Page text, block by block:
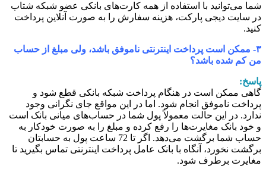
می‌توانید با استفاده از همه کارت‏‌های بانکی عضو شبکه شتاب
سایت دیجی پارکت، هزینه سفارش را به صورت آنلاین پرداخت
۳- ممکن است پرداخت اینترنتی ناموفق باشد، ولی مبلغ از حساب
کم شده باشد؟
ممکن است در هنگام پرداخت شبکه بانکی قطع شود و
ناموفق انجام شود. اما در این مواقع جای نگرانی وجود
در این حالت معمولاً پول شما در حساب‏‌های میانی بانک است
خود بانک مغایرت‏‌ها را رفع کرده و مبلغ را به صورت خودکار به
حساب شما برگشت می‌‏دهد. اگر تا 72 ساعت پول به حسابتان
نخورد، آنگاه با بانک عامل پرداخت اینترنتی تماس بگیرید تا
برطرف شود.